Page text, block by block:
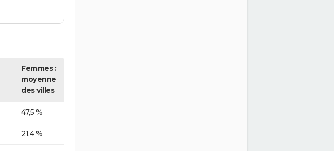
Femmes :
moyenne
des villes
47,5 %
21,4 %